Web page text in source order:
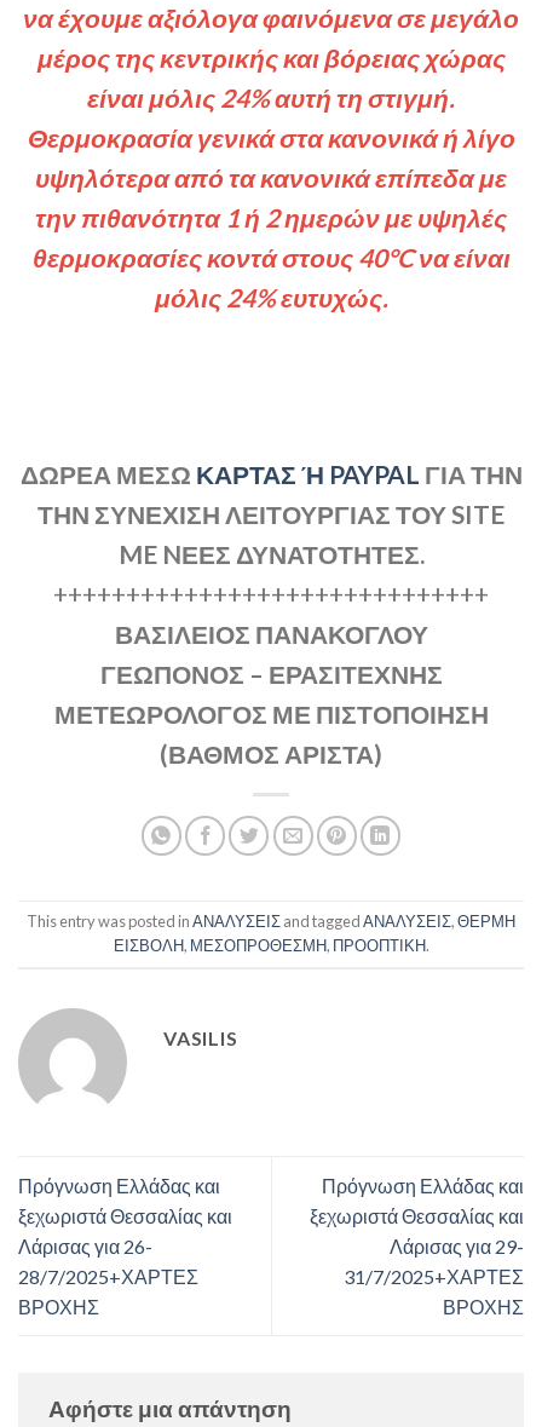
να έχουμε αξιόλογα φαινόμενα σε μεγάλο
μέρος της κεντρικής και βόρειας χώρας
είναι μόλις 24% αυτή τη στιγμή.
Θερμοκρασία γενικά στα κανονικά ή λίγο
υψηλότερα από τα κανονικά επίπεδα με
την πιθανότητα 1 ή 2 ημερών με υψηλές
θερμοκρασίες κοντά στους 40°C να είναι
μόλις 24% ευτυχώς.
ΔΩΡΕΑ ΜΕΣΩ ΚΑΡΤΑΣ Ή PAYPAL ΓΙΑ ΤΗΝ
ΤΗΝ ΣΥΝΕΧΙΣΗ ΛΕΙΤΟΥΡΓΙΑΣ ΤΟΥ SITE
ME NΕΕΣ ΔΥΝΑΤΟΤΗΤΕΣ.
++++++++++++++++++++++++++++++
ΒΑΣΙΛΕΙΟΣ ΠΑΝΑΚΟΓΛΟΥ
ΓΕΩΠΟΝΟΣ – ΕΡΑΣΙΤΕΧΝΗΣ
ΜΕΤΕΩΡΟΛΟΓΟΣ ΜΕ ΠΙΣΤΟΠΟΙΗΣΗ
(ΒΑΘΜΟΣ ΑΡΙΣΤΑ)
This entry was posted inΑΝΑΛΥΣΕΙΣand taggedΑΝΑΛΥΣΕΙΣ,ΘΕΡΜΗ
ΕΙΣΒΟΛΗ, ΜΕΣΟΠΡΟΘΕΣΜΗ, ΠΡΟΟΠΤΙΚΗ.
VASILIS
Πρόγνωση Ελλάδας και
ξεχωριστά Θεσσαλίας και
Λάρισας για 26-
28/7/2025+ΧΑΡΤΕΣ
ΒΡΟΧΗΣ
Πρόγνωση Ελλάδας και
ξεχωριστά Θεσσαλίας και
Λάρισας για 29-
31/7/2025+ΧΑΡΤΕΣ
ΒΡΟΧΗΣ
Αφήστε μια απάντηση